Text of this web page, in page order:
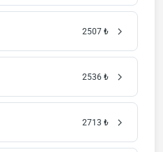
2507 ₺
2536 ₺
2713 ₺